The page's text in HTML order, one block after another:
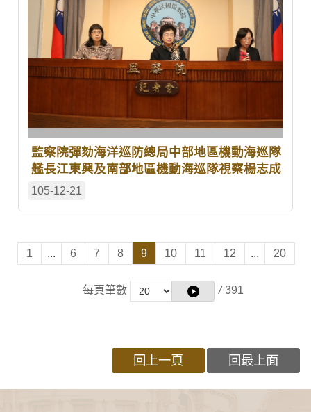
監察院彈劾海洋巡防總局中部地區機動海巡隊
艦長江東興及南部地區機動海巡隊視察楊志成
105-12-21
1 ... 6 7 8 9 10 11 12 ... 20
每頁筆數 / 391
回上一頁 回最上面